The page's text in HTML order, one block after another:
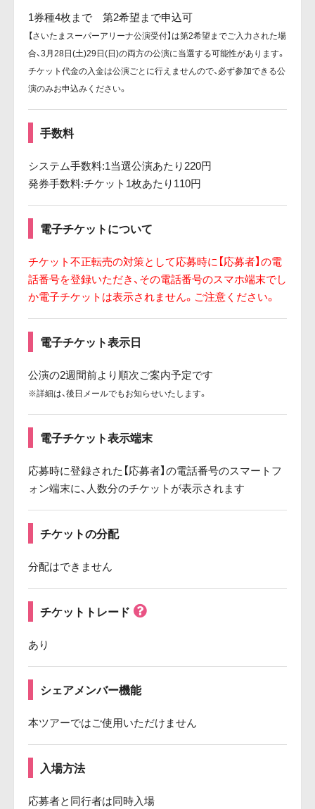
1券種4枚まで 第2希望まで申込可
【さいたまスーパーアリーナ公演受付】は第2希望までご入力された場
合、3月28日(土)29日(日)の両方の公演に当選する可能性があります。
チケット代金の入金は公演ごとに行えませんので、必ず参加できる公
演のみお申込みください。
手数料
システム手数料:1当選公演あたり220円
発券手数料:チケット1枚あたり110円
電子チケットについて
チケット不正転売の対策として応募時に【応募者】の電
話番号を登録いただき、その電話番号のスマホ端末でし
か電子チケットは表示されません。ご注意ください。
電子チケット表示日
公演の2週間前より順次ご案内予定です
※詳細は、後日メールでもお知らせいたします。
電子チケット表示端末
応募時に登録された【応募者】の電話番号のスマートフ
ォン端末に、人数分のチケットが表示されます
チケットの分配
分配はできません
チケットトレード
あり
シェアメンバー機能
本ツアーではご使用いただけません
入場方法
応募者と同行者は同時入場